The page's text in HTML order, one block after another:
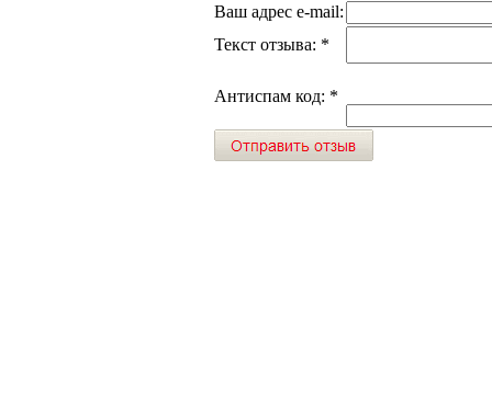
Ваш адрес e-mail:
Текст отзыва: *
Антиспам код: *